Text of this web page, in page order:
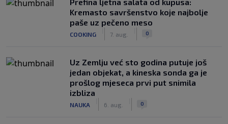
Kremasto savršenstvo koje najbolje
paše uz pečeno meso
COOKING 7. aug. 0
Uz Zemlju već sto godina putuje još
jedan objekat, a kineska sonda ga je
prošlog mjeseca prvi put snimila
izbliza
NAUKA 6. aug. 0